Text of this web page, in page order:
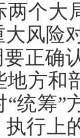
两个大
大风险
正确
地方和
“统筹”
执行上